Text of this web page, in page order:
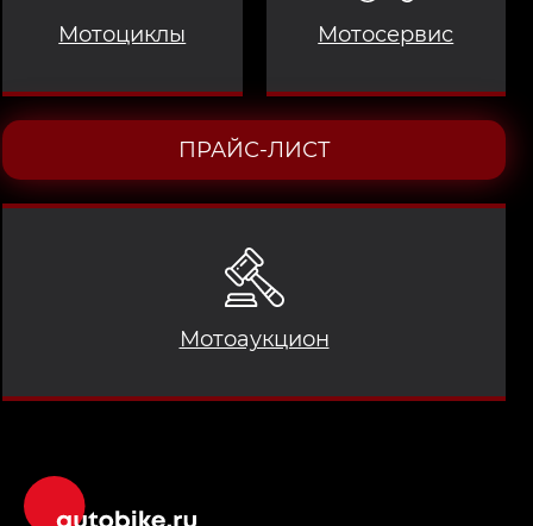
Мотоциклы
Мотоаукцион
Мотосервис
ПРАЙС-ЛИСТ